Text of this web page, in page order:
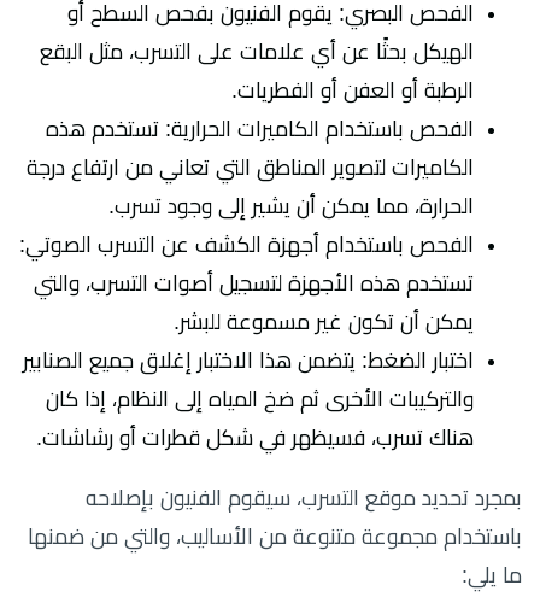
الفحص البصري: يقوم الفنيون بفحص السطح أو
الهيكل بحثًا عن أي علامات على التسرب، مثل البقع
الرطبة أو العفن أو الفطريات.
الفحص باستخدام الكاميرات الحرارية: تستخدم هذه
الكاميرات لتصوير المناطق التي تعاني من ارتفاع درجة
الحرارة، مما يمكن أن يشير إلى وجود تسرب.
الفحص باستخدام أجهزة الكشف عن التسرب الصوتي:
تستخدم هذه الأجهزة لتسجيل أصوات التسرب، والتي
يمكن أن تكون غير مسموعة للبشر.
اختبار الضغط: يتضمن هذا الاختبار إغلاق جميع الصنابير
والتركيبات الأخرى ثم ضخ المياه إلى النظام، إذا كان
هناك تسرب، فسيظهر في شكل قطرات أو رشاشات.
بمجرد تحديد موقع التسرب، سيقوم الفنيون بإصلاحه
باستخدام مجموعة متنوعة من الأساليب، والتي من ضمنها
ما يلي: